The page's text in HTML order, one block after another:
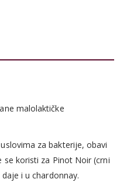
malolaktičke
za bakterije, obavi
koristi za Pinot Noir (crni
i u chardonnay.